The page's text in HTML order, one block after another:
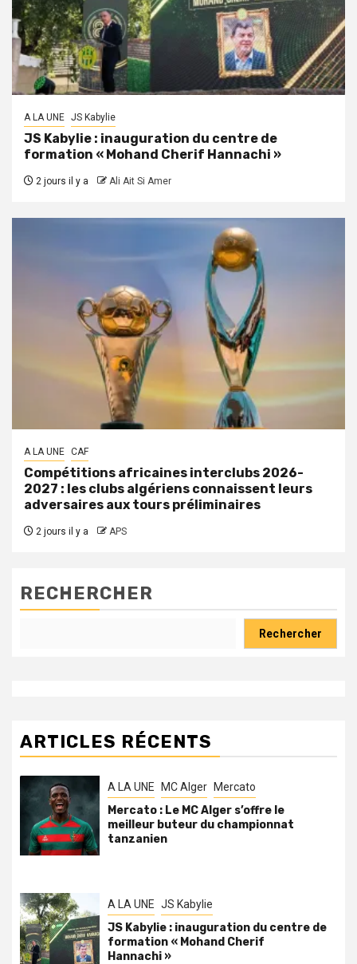
A LA UNE JS Kabylie
JS Kabylie : inauguration du centre de
formation « Mohand Cherif Hannachi »
2 jours il y a Ali Ait Si Amer
A LA UNE CAF
Compétitions africaines interclubs 2026-
2027 : les clubs algériens connaissent leurs
adversaires aux tours préliminaires
2 jours il y a APS
RECHERCHER
Rechercher
ARTICLES RÉCENTS
A LA UNE MC Alger Mercato
Mercato : Le MC Alger s’offre le
meilleur buteur du championnat
tanzanien
A LA UNE JS Kabylie
JS Kabylie : inauguration du centre de
formation « Mohand Cherif
Hannachi »